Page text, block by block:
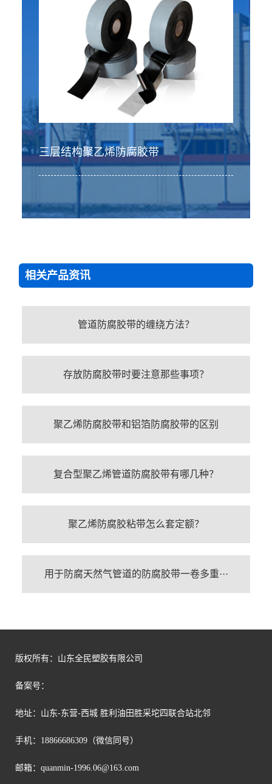
三层结构聚乙烯防腐胶带
相关产品资讯
管道防腐胶带的缠绕方法？
存放防腐胶带时要注意那些事项？
聚乙烯防腐胶带和铝箔防腐胶带的区别
复合型聚乙烯管道防腐胶带有哪几种？
聚乙烯防腐胶粘带怎么套定额？
用于防腐天然气管道的防腐胶带一卷多重···
版权所有：山东全民塑胶有限公司
备案号：
地址：山东-东营-西城 胜利油田胜采坨四联合站北邻
手机：18866686309（微信同号）
邮箱： quanmin-1996.06@163.com